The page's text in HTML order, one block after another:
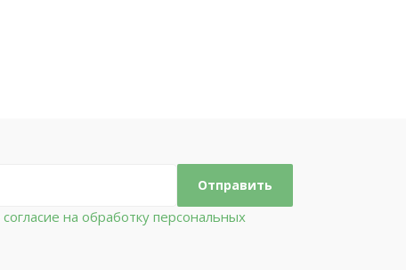
согласие на обработку персональных